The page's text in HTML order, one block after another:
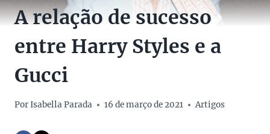
A relação de sucesso
entre Harry Styles e a
Gucci
PorIsabella Parada 16 de março de 2021 Artigos